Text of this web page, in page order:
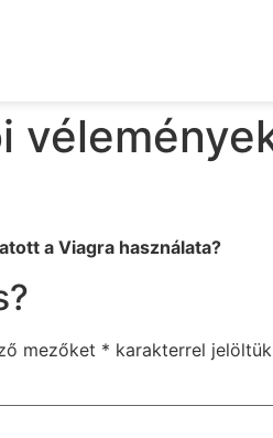
a Viagra használata?
mezőket * karakterrel jelöltük